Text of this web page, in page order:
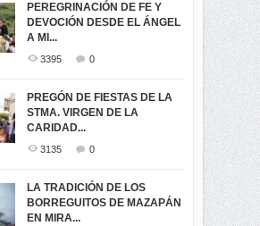
PEREGRINACIÓN DE FE Y
DEVOCIÓN DESDE EL ÁNGEL
A MI...
3395 0
PREGÓN DE FIESTAS DE LA
STMA. VIRGEN DE LA
CARIDAD...
3135 0
LA TRADICIÓN DE LOS
BORREGUITOS DE MAZAPÁN
EN MIRA...
PROCESIÓN DE LA VIRGEN
DE LA CARIDAD 2024
3062
-ENCENDIDO DEL ARBOL DE
...
MIRA
3441
SEGUNDA VUELTA
ELECCIONES
PRESIDENCIALES 2023 EN
M...
ELECCION CRUCIAL:
SEGUNDA VUELTA
PRESIDENCIAL EL 1...
VIRTUALES ASAMBLEISTAS
POR LA PROVINCIA DEL